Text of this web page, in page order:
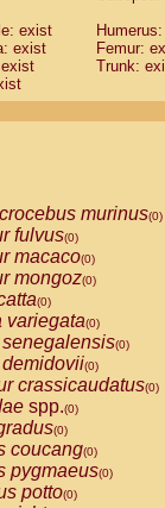
nigricollis (1)
oedipus
weddelli
spp.
(0)
(0)
(0)
(0)
(0)
(0)
(0)
(0)
(0)
(0)
(0)
(0)
cana
calvus
exist
exist
Femur:
Trunk:
murinus(0)
fulvus(0)
macaco(0)
mongoz(0)
(0)
variegata(0)
(0)
(0)
crassicaudatus(0)
spp.(0)
(0)
coucang(0)
pygmaeus(0)
potto(0)